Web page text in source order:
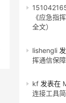
《应急指
全文）
lishengli
挥通信保
kf 发表在
连接工具